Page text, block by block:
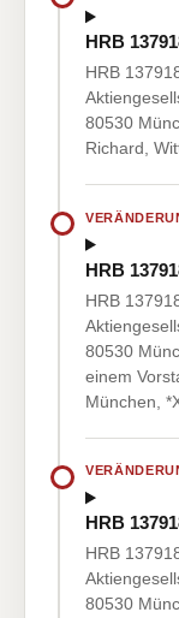
HRB
HRB
80530
Richard,
HRB
HRB
80530
einem
München,
HRB
HRB
80530